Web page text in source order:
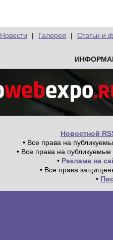
Новости | Галерея | Статьи и
Новостной
• Все права на
• Все права на
• Реклама на
• Все права
•